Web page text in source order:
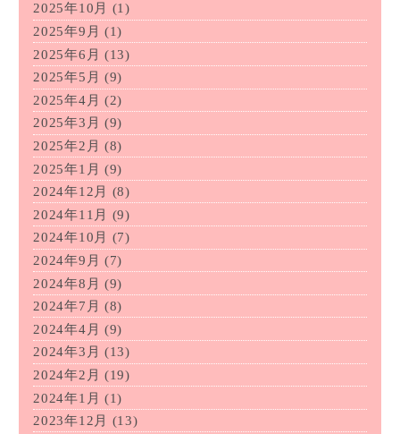
2025年10月
(1)
2025年9月 (1)
2025年6月 (13)
2025年5月 (9)
2025年4月 (2)
2025年3月 (9)
2025年2月 (8)
2025年1月 (9)
2024年12月
(8)
2024年11月
(9)
2024年10月
(7)
2024年9月 (7)
2024年8月 (9)
2024年7月 (8)
2024年4月 (9)
2024年3月 (13)
2024年2月 (19)
2024年1月 (1)
2023年12月
(13)